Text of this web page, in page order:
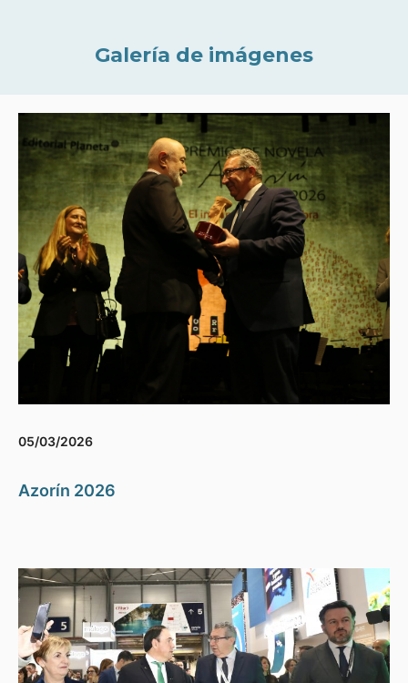
Galería de imágenes
05/03/2026
Azorín 2026